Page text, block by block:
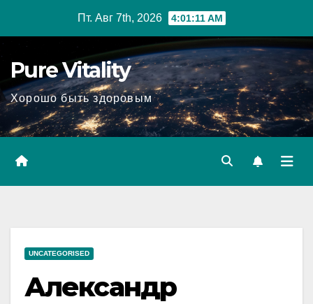
Пт. Авг 7th, 2026 4:01:12 AM
Pure Vitality
Хорошо быть здоровым
UNCATEGORISED
Александр